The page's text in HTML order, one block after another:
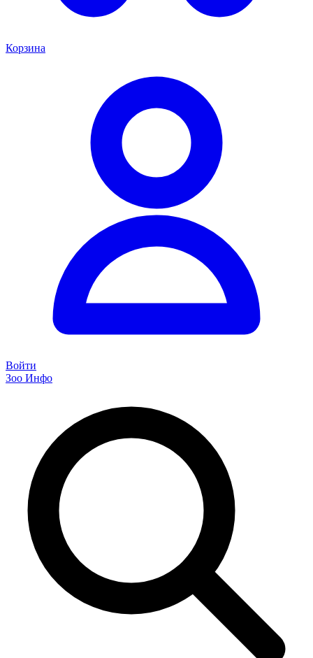
Корзина
Войти
Зоо Инфо